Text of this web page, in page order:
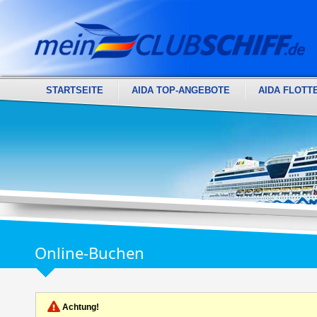
STARTSEITE AIDA TOP-ANGEBOTE AIDA
Online-Buchen
Achtung!